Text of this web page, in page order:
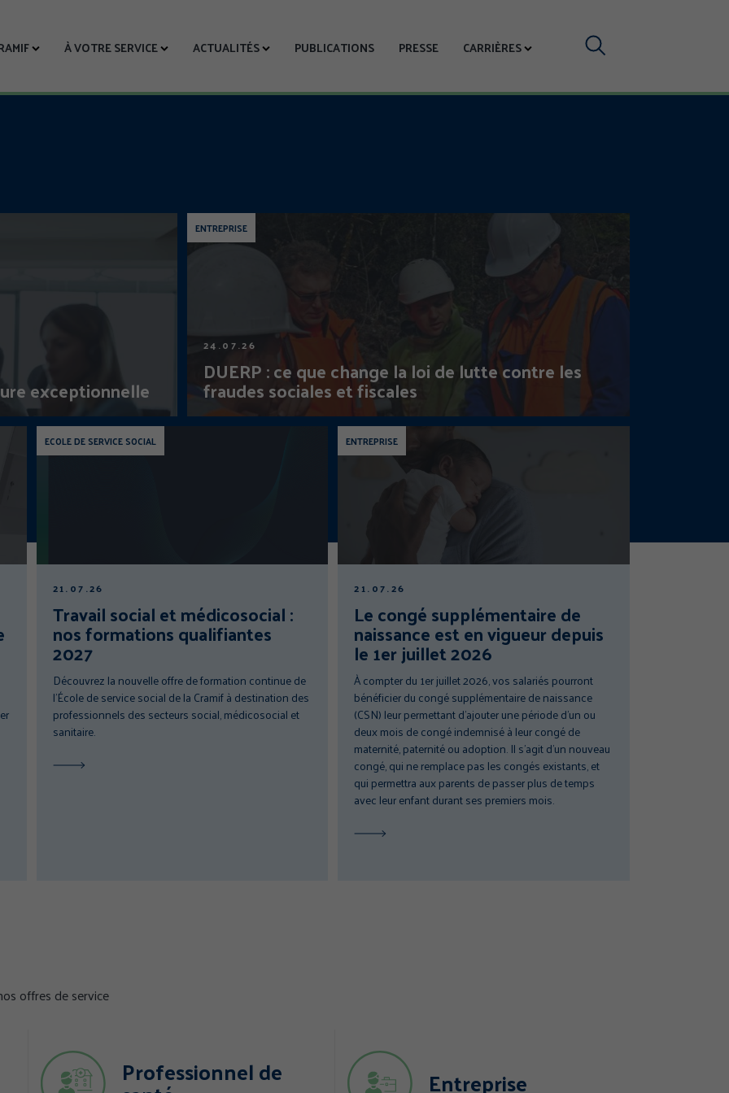
À VOTRE SERVICE ACTUALITÉS PUBLICATIONS PRESSE CARRIÈRES
exceptionnelle
ENTREPRISE
24.07.26
DUERP : ce que change la loi de lutte contre les
fraudes sociales et fiscales
ECOLE DE SERVICE SOCIAL
21.07.26
Travail social et médicosocial :
nos formations qualifiantes
2027
Découvrez la nouvelle offre de formation continue de
l’École de service social de la Cramif à destination des
professionnels des secteurs social, médicosocial et
sanitaire.
ENTREPRISE
21.07.26
Le congé supplémentaire de
naissance est en vigueur depuis
le 1er juillet 2026
À compter du 1er juillet 2026, vos salariés pourront
bénéficier du congé supplémentaire de naissance
(CSN) leur permettant d’ajouter une période d’un ou
deux mois de congé indemnisé à leur congé de
maternité, paternité ou adoption. Il s’agit d’un nouveau
congé, qui ne remplace pas les congés existants, et
qui permettra aux parents de passer plus de temps
avec leur enfant durant ses premiers mois.
offres de service
Professionnel de Entreprise